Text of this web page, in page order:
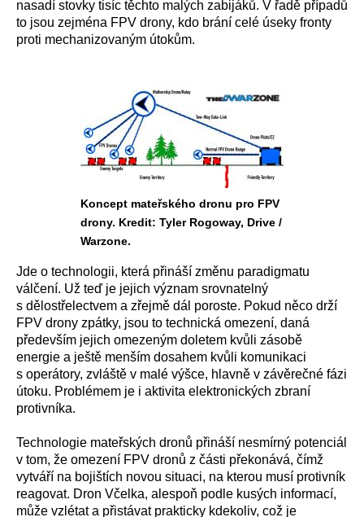
nasadí stovky tisíc těchto malých zabijáků. V řadě případů
to jsou zejména FPV drony, kdo brání celé úseky fronty
proti mechanizovaným útokům.
Koncept mateřského dronu pro FPV
drony. Kredit: Tyler Rogoway, Drive /
Warzone.
Jde o technologii, která přináší změnu paradigmatu
válčení. Už teď je jejich význam srovnatelný
s dělostřelectvem a zřejmě dál poroste. Pokud něco drží
FPV drony zpátky, jsou to technická omezení, daná
především jejich omezeným doletem kvůli zásobě
energie a ještě menším dosahem kvůli komunikaci
s operátory, zvláště v malé výšce, hlavně v závěrečné fázi
útoku. Problémem je i aktivita elektronických zbraní
protivníka.
Technologie mateřských dronů přináší nesmírný potenciál
v tom, že omezení FPV dronů z části překonává, čímž
vytváří na bojištích novou situaci, na kterou musí protivník
reagovat. Dron Včelka, alespoň podle kusých informací,
může vzlétat a přistávat prakticky kdekoliv, což je